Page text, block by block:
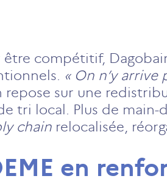
compétitif,
« On n’y arrive
repose sur une
tri local. Plus de main-
chain relocalisée,
en